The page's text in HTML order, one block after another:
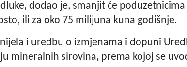
dodao je, smanjit će
ili za oko 75 milijuna kuna godišnje.
i uredbu o izmjenama i dopuni
mineralnih sirovina, prema kojoj se